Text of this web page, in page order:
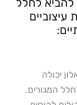
להביא לחלל
עיצוביים
יכולה
המגורים.